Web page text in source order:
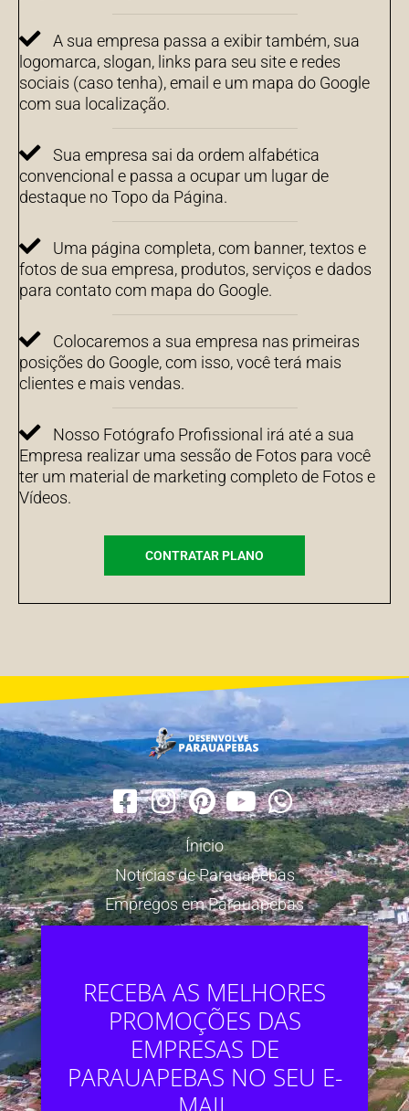
A sua empresa passa a exibir também, sua
logomarca, slogan, links para seu site e redes
sociais (caso tenha), email e um mapa do Google
com sua localização.
Sua empresa sai da ordem alfabética
convencional e passa a ocupar um lugar de
destaque no Topo da Página.
Uma página completa, com banner, textos e
fotos de sua empresa, produtos, serviços e dados
para contato com mapa do Google.
Colocaremos a sua empresa nas primeiras
posições do Google, com isso, você terá mais
clientes e mais vendas.
Nosso Fotógrafo Profissional irá até a sua
Empresa realizar uma sessão de Fotos para você
ter um material de marketing completo de Fotos e
Vídeos.
CONTRATAR PLANO
Ínicio
Notícias de Parauapebas
Empregos em Parauapebas
RECEBA AS MELHORES
PROMOÇÕES DAS
EMPRESAS DE
PARAUAPEBAS NO SEU E-